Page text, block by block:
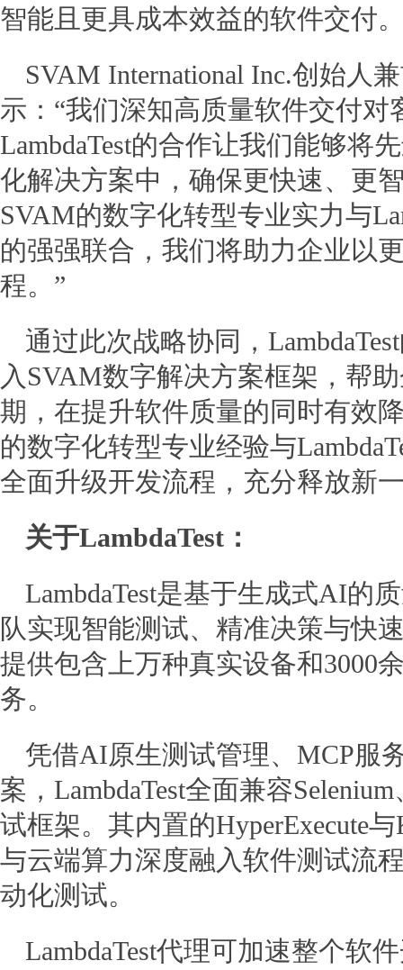
智能且更具成本效益的软件交付
SVAM International Inc.创始人
示：“我们深知高质量软件交付
LambdaTest的合作让我们能够将
化解决方案中，确保更快速、更
SVAM的数字化转型专业实力与
的强强联合，我们将助力企业以
程。”
通过此次战略协同，
入SVAM数字解决方案框架，帮
期，在提升软件质量的同时有效
的数字化转型专业经验与
全面升级开发流程，充分释放新
关于LambdaTest：
LambdaTest是基于生成式AI的
队实现智能测试、精准决策与快
提供包含上万种真实设备和3000
务。
凭借AI原生测试管理、MCP服
案，LambdaTest全面兼容
试框架。其内置的HyperExecute
与云端算力深度融入软件测试流
动化测试。
LambdaTest代理可加速整个软